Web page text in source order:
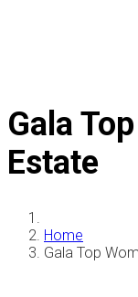
Gala
Estate
Home
Gala Top